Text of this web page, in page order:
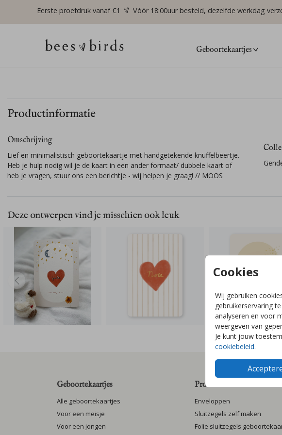
Eerste proefdruk vanaf €1 Vóór 18:00uur besteld, dezelfde werkdag
Geboortekaartjes
Cookies
Wij gebruiken
gebruikerservaring
analyseren en voor
weergeven van
Je kunt jouw
cookiebeleid.
Productinformatie
Omschrijving
Lief en minimalistisch geboortekaartje met handgetekende knuffelbeertje.
Heb je hulp nodig wil je de kaart in een ander formaat/ dubbele kaart of
heb je vragen, stuur ons een berichtje - wij helpen je graag! // MOOS
Deze ontwerpen vind je misschien ook leuk
Geboortekaartjes
Alle geboortekaartjes
Voor een meisje
Voor een jongen
Producten
Enveloppen
Sluitzegels zelf maken
Folie sluitzegels